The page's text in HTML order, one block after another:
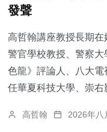
發聲
高哲翰講座教授長期
警官學校教授、警察
色龍》評論人、八大
任華夏科技大學、崇
高哲翰 2026年八
186+